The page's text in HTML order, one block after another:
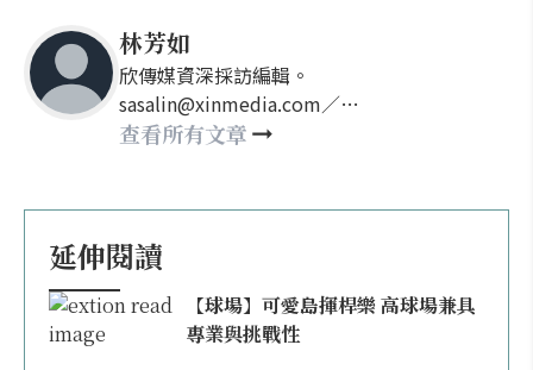
林芳如
欣傳媒資深採訪編輯。
sasalin@xinmedia.com／
happy21917@gmail.com
查看所有文章
延伸閱讀
【球場】可愛島揮桿樂 高球場兼具
專業與挑戰性